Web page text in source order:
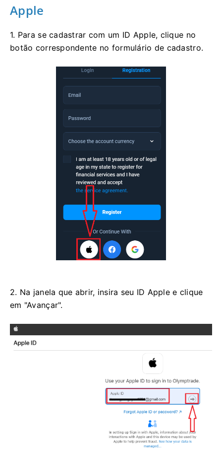
Apple
1. Para se cadastrar com um ID Apple, clique no
botão correspondente no formulário de cadastro.
2. Na janela que abrir, insira seu ID Apple e clique
em "Avançar".